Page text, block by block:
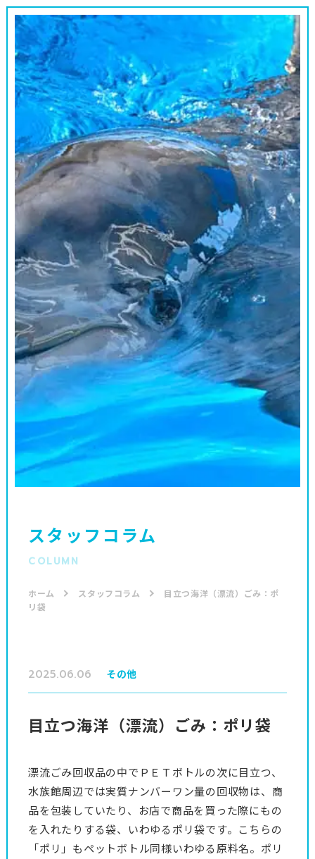
スタッフコラム
COLUMN
ホーム スタッフコラム
目立つ海洋（漂流）ごみ：ポ
リ袋
2025.06.06 その他
目立つ海洋（漂流）ごみ：ポリ袋
漂流ごみ回収品の中でＰＥＴボトルの次に目立つ、
水族館周辺では実質ナンバーワン量の回収物は、商
品を包装していたり、お店で商品を買った際にもの
を入れたりする袋、いわゆるポリ袋です。こちらの
「ポリ」もペットボトル同様いわゆる原料名。ポリ